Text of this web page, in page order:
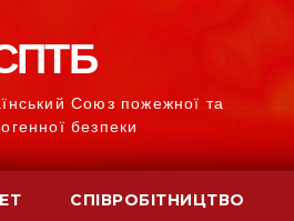
Союз пожежної та
безпеки
СПІВРОБІТНИЦТВО